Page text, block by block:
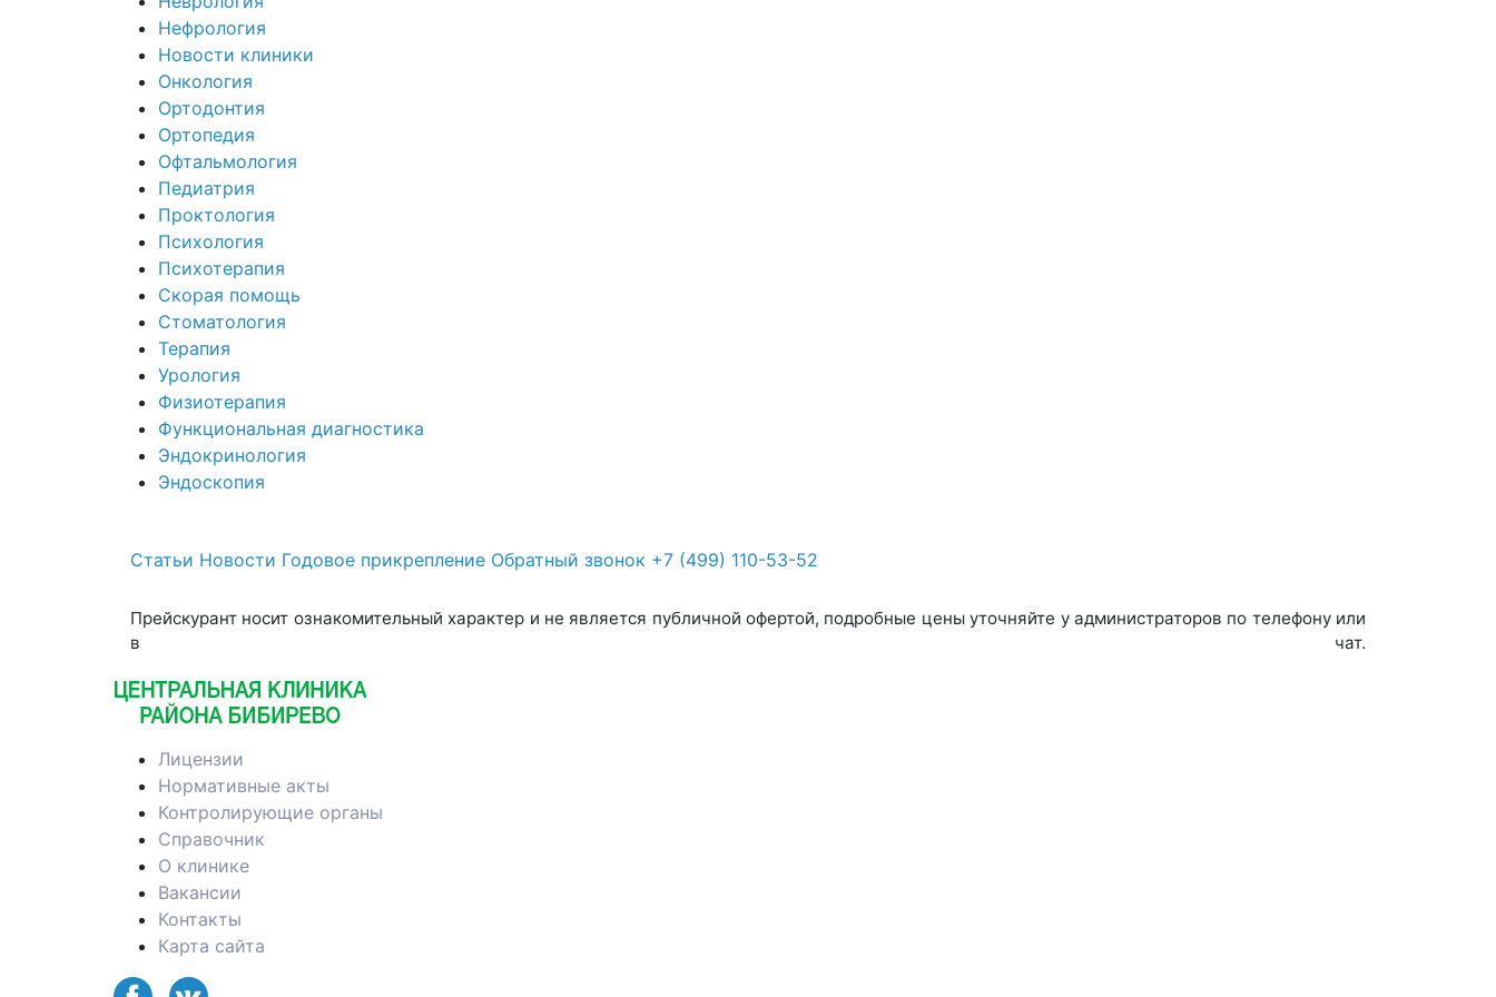
Нефрология
Новости клиники
Онкология
Ортодонтия
Ортопедия
Офтальмология
Педиатрия
Проктология
Психология
Психотерапия
Скорая помощь
Стоматология
Терапия
Урология
Физиотерапия
Функциональная диагностика
Эндокринология
Эндоскопия
Статьи Новости Годовое прикрепление Обратный звонок +7 (499) 110-53-52
Прейскурант носит ознакомительный характер и не является публичной офертой, подробные цены уточняйте у администраторов по телефону или
в чат.
Лицензии
Нормативные акты
Контролирующие органы
Справочник
О клинике
Вакансии
Контакты
Карта сайта